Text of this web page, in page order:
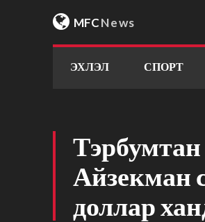
MFCNews
ЭХЛЭЛ СПОРТ
Айзекман
доллар